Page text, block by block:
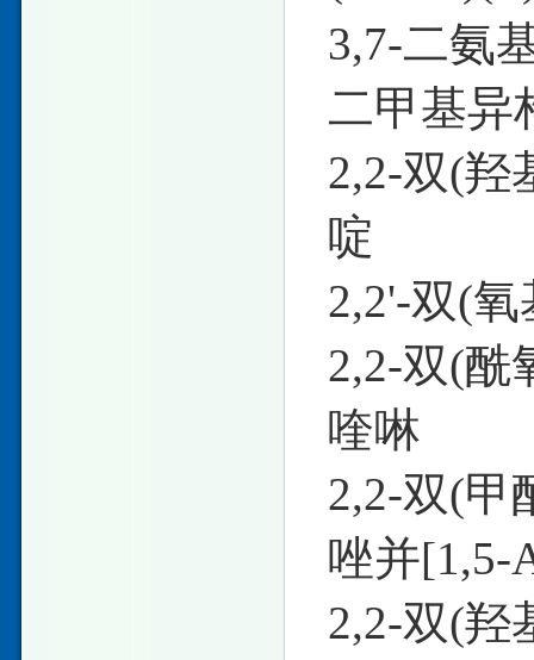
3,7-二氨
二甲基异
2,2-双(羟
啶
2,2'-双(
2,2-双(酰
喹啉
2,2-双(甲
唑并[1,5-
2,2-双(羟